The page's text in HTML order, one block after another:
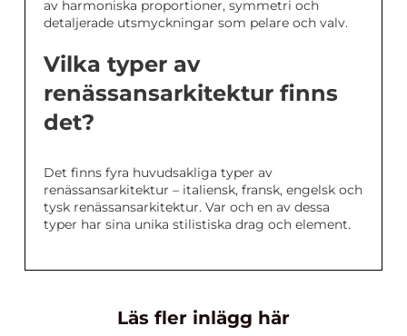
av harmoniska proportioner, symmetri och
detaljerade utsmyckningar som pelare och valv.
Vilka typer av
renässansarkitektur finns
det?
Det finns fyra huvudsakliga typer av
renässansarkitektur – italiensk, fransk, engelsk och
tysk renässansarkitektur. Var och en av dessa
typer har sina unika stilistiska drag och element.
Läs fler inlägg här